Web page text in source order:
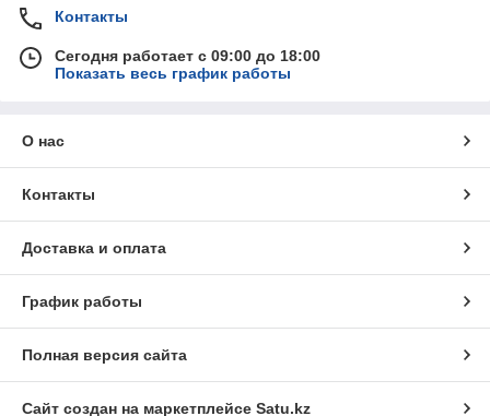
Контакты
Сегодня работает с 09:00 до 18:00
Показать весь график работы
О нас
Контакты
Доставка и оплата
График работы
Полная версия сайта
Сайт создан на маркетплейсе Satu.kz